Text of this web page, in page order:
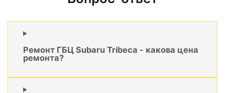
Ремонт ГБЦ Subaru Tribeca - какова цена
ремонта?